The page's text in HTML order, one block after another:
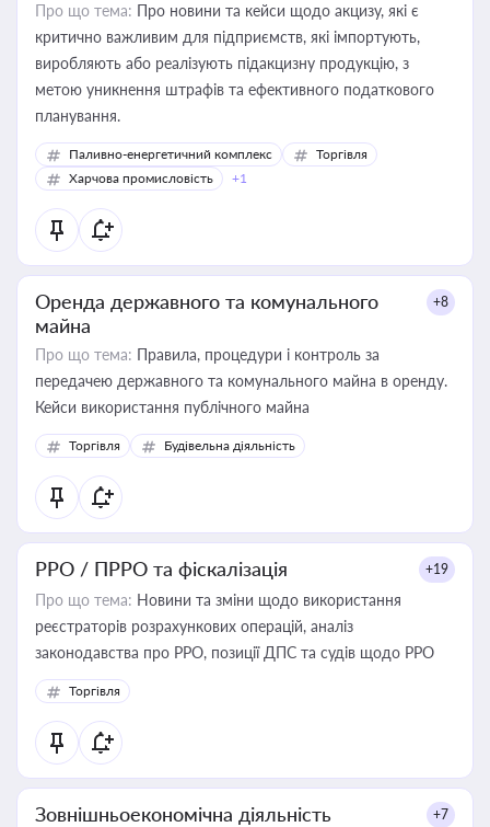
Про що тема: Про новини та кейси щодо акцизу, які є
критично важливим для підприємств, які імпортують,
виробляють або реалізують підакцизну продукцію, з
метою уникнення штрафів та ефективного податкового
планування.
Паливно-енергетичний комплекс
Торгівля
Харчова промисловість
+1
Оренда державного та комунального
майна
+8
Про що тема: Правила, процедури і контроль за
передачею державного та комунального майна в оренду.
Кейси використання публічного майна
Торгівля Будівельна діяльність
РРО / ПРРО та фіскалізація +19
Про що тема: Новини та зміни щодо використання
реєстраторів розрахункових операцій, аналіз
законодавства про РРО, позиції ДПС та судів щодо РРО
Торгівля
Зовнішньоекономічна діяльність +7